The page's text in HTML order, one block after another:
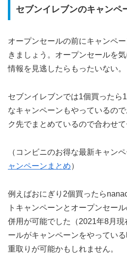
セブンイレブンのキャンペ
オープンセールの前にキャンペ
きましょう。オープンセールを
情報を見逃したらもったいない。
セブンイレブンでは1個買ったら
なキャンペーンもやっているの
ク先でまとめているので合わせ
（コンビニのお得な最新キャン
ャンペーンまとめ）
例えばおにぎり2個買ったら
トキャンペーンとオープンセー
併用が可能でした（2021年8月
ールがキャンペーンをやってい
重取りが可能かもしれません。